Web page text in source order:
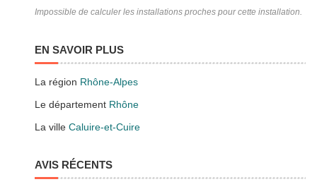
Impossible de calculer les installations proches pour cette installation.
EN SAVOIR PLUS
La région Rhône-Alpes
Le département Rhône
La villeCaluire-et-Cuire
AVIS RÉCENTS